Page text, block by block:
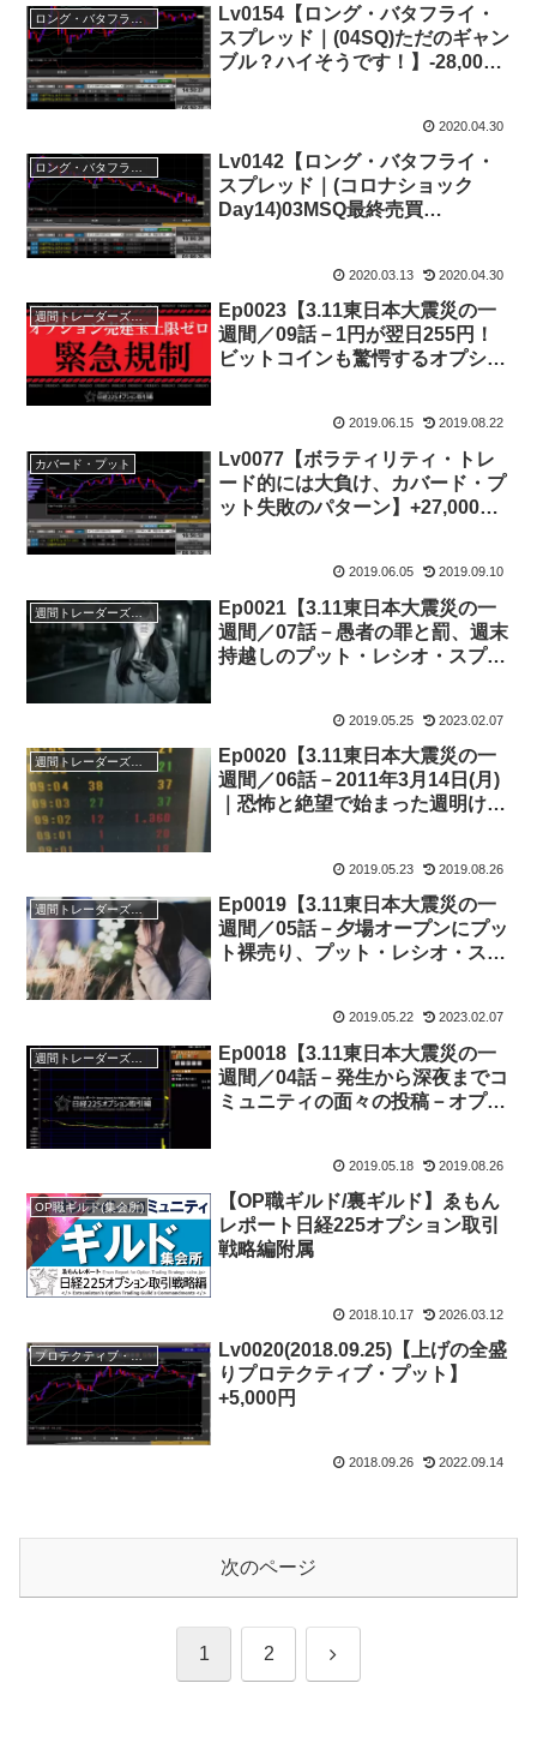
ロング・バタフライ・スプレッド
Lv0154【ロング・バタフライ・
スプレッド｜(04SQ)ただのギャン
ブル？ハイそうです！】-28,000
2020.04.30
Lv0142【ロング・バタフライ・
スプレッド｜(コロナショック
Day14)03MSQ最終売買
2020.03.13 2020.04.30
週間トレーダーズ・トリビューン
Ep0023【3.11東日本大震災の一
週間／09話－1円が翌日255円！
ビットコインも驚愕するオプショ
2019.06.15 2019.08.22
カバード・プット
Lv0077【ボラティリティ・トレ
ード的には大負け、カバード・プ
ット失敗のパターン】+27,000
2019.06.05 2019.09.10
週間トレーダーズ・トリビューン
Ep0021【3.11東日本大震災の一
週間／07話－愚者の罪と罰、週末
持越しのプット・レシオ・スプレ
2019.05.25 2023.02.07
週間トレーダーズ・トリビューン
Ep0020【3.11東日本大震災の一
週間／06話－2011年3月14日(月)
｜恐怖と絶望で始まった週明け月
2019.05.23 2019.08.26
週間トレーダーズ・トリビューン
Ep0019【3.11東日本大震災の一
週間／05話－夕場オープンにプッ
ト裸売り、プット・レシオ・スプ
2019.05.22 2023.02.07
週間トレーダーズ・トリビューン
Ep0018【3.11東日本大震災の一
週間／04話－発生から深夜までコ
ミュニティの面々の投稿－オプシ
2019.05.18 2019.08.26
OP職ギルド(集会所)
【OP職ギルド/裏ギルド】ゑもん
レポート日経225オプション取引
戦略編附属
2018.10.17 2026.03.12
プロテクティブ・プット
Lv0020(2018.09.25)【上げの全盛
りプロテクティブ・プット】
+5,000円
2018.09.26 2022.09.14
次のページ
1 2 次